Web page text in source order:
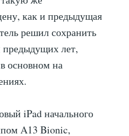
как и предыдущая
решил сохранить
лет,
основном на
iPad начального
A13 Bionic,